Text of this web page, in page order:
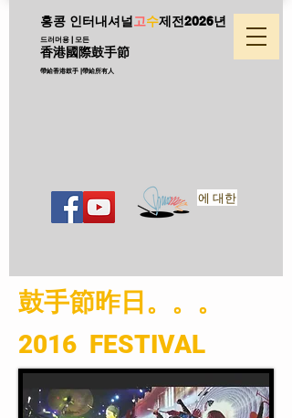
홍콩 인터내셔널 고수제전2026년
드러머용 | 모든
香港國際鼓手節
帶給香港鼓手 |帶給所有人
에 대한
​鼓手節昨日。。。
2016 FESTIVAL